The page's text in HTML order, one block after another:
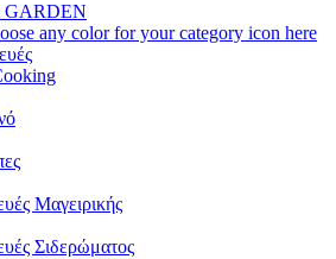
any color for your category icon here
Μαγειρικής
Σιδερώματος